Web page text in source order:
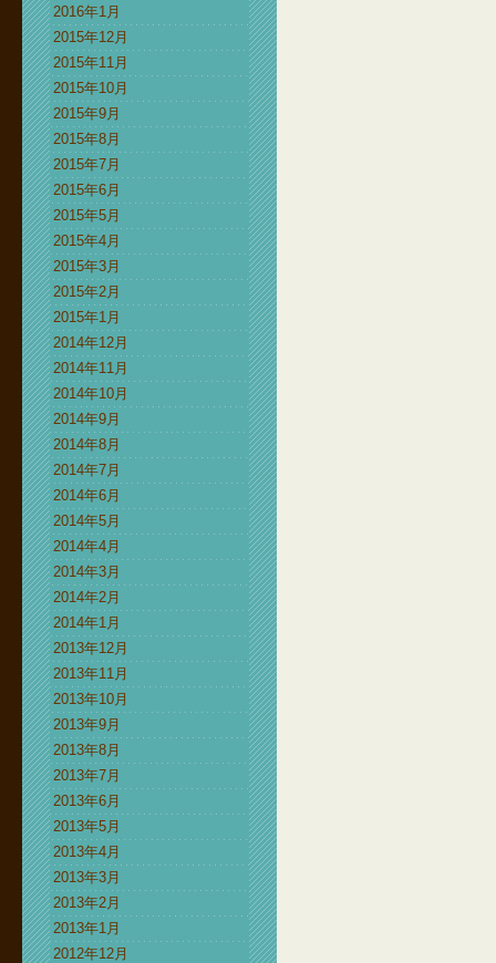
2016年1月
2015年12月
2015年11月
2015年10月
2015年9月
2015年8月
2015年7月
2015年6月
2015年5月
2015年4月
2015年3月
2015年2月
2015年1月
2014年12月
2014年11月
2014年10月
2014年9月
2014年8月
2014年7月
2014年6月
2014年5月
2014年4月
2014年3月
2014年2月
2014年1月
2013年12月
2013年11月
2013年10月
2013年9月
2013年8月
2013年7月
2013年6月
2013年5月
2013年4月
2013年3月
2013年2月
2013年1月
2012年12月